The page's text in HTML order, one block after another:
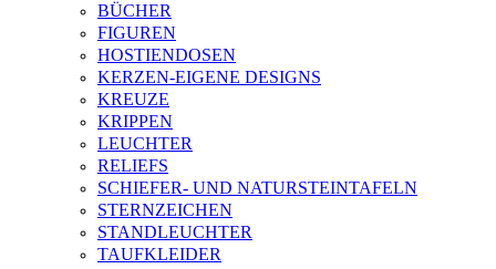
BÜCHER
FIGUREN
HOSTIENDOSEN
KERZEN-EIGENE DESIGNS
KREUZE
KRIPPEN
LEUCHTER
RELIEFS
SCHIEFER- UND NATURSTEINTAFELN
STERNZEICHEN
STANDLEUCHTER
TAUFKLEIDER